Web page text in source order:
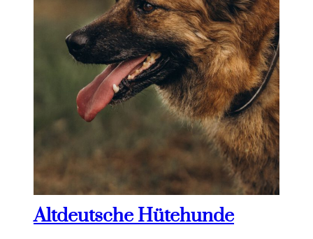
Altdeutsche Hütehunde